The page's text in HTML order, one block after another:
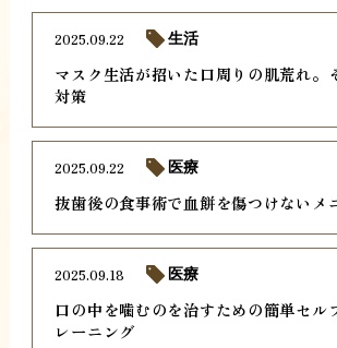
マスク生活が招いた口周りの肌荒れ。
対策
2025.09.22 生活
抜歯後の食事術で血餅を傷つけないメ
2025.09.22 医療
口の中を噛むのを治すための簡単セル
レーニング
2025.09.18 医療